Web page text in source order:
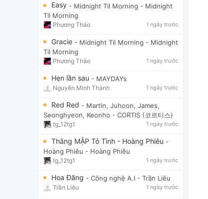
Easy - Midnight Til Morning - Midnight
Til Morning
Phương Thảo 1 ngày trước
Gracie - Midnight Til Morning - Midnight
Til Morning
Phương Thảo 1 ngày trước
Hẹn lần sau - MAYDAYs
Nguyễn Minh Thành 1 ngày trước
Red Red - Martin, Juhoon, James,
Seonghyeon, Keonho - CORTIS (코르티스)
tg_12tg1 1 ngày trước
Thằng MẬP Tỏ Tình - Hoàng Phiêu -
Hoàng Phiêu - Hoàng Phiêu
tg_12tg1 1 ngày trước
Hoa Đăng - Công nghệ A.I - Trần Liêu
Trần Liêu 1 ngày trước